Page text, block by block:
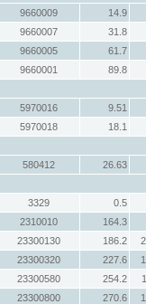
9660009
14.9
9660007
31.8
9660005
61.7
9660001
89.8
5970016
9.51
5970018
18.1
580412
26.63
3329
0.5
2310010
164.3
23300130 186.2
23300320 227.6
23300580 254.2
23300800 270.6